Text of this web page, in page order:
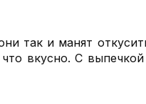
так и манят
вкусно. С